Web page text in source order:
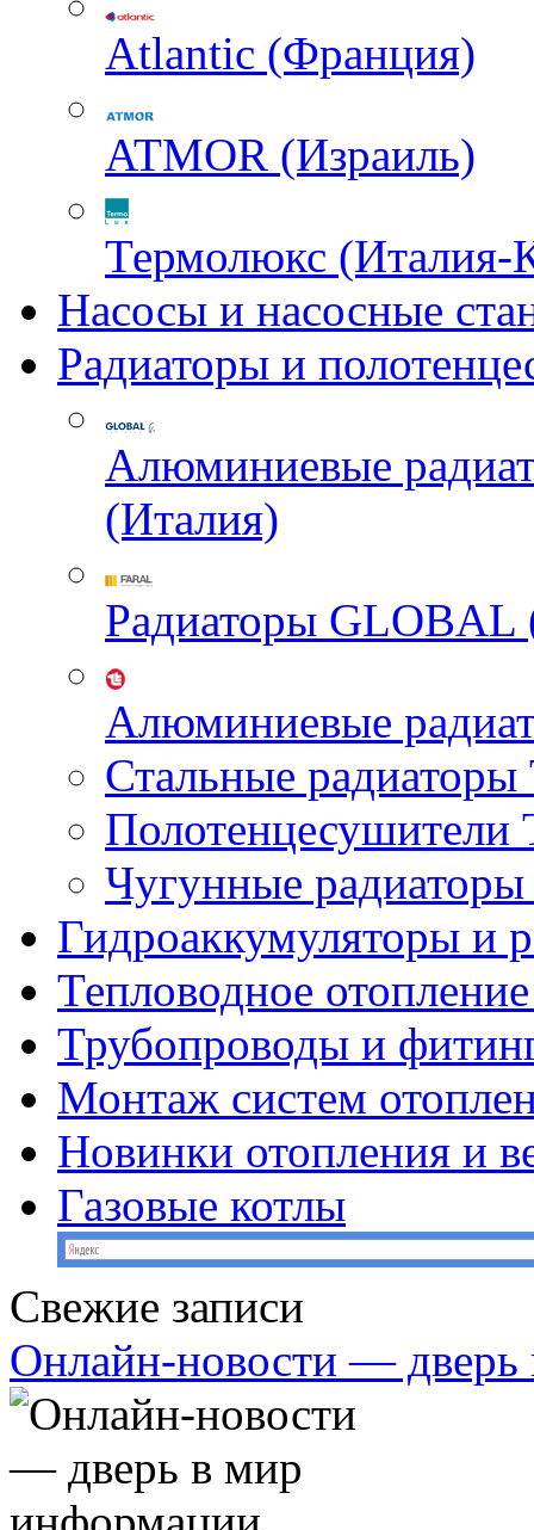
Atlantic (Франция)
ATMOR (Израиль)
Термолюкс (Италия-
Насосы и насосные
Радиаторы и
Алюминиевые
(Италия)
Радиаторы GLOBAL
Алюминиевые
Стальные
Чугунные
Гидроаккумуляторы и
Тепловодное
Трубопроводы и
Монтаж систем
Новинки отопления и
Газовые котлы
Свежие записи
Онлайн-новости —